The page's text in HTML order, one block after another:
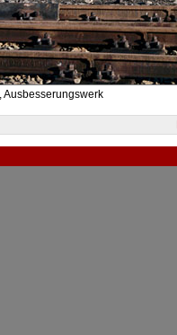
Ausbesserungswerk